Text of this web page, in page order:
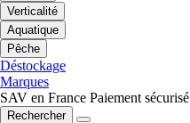
Verticalité
Aquatique
Pêche
Déstockage
Marques
SAV en France Paiement sécurisé
Rechercher